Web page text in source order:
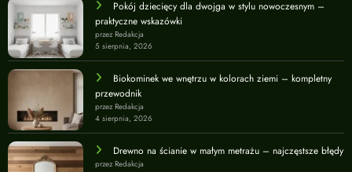
Pokój dziecięcy dla dwojga w stylu nowoczesnym –
praktyczne wskazówki
przez Redakcja
5 sierpnia, 2026
Biokominek we wnętrzu w kolorach ziemi – kompletny
przewodnik
przez Redakcja
4 sierpnia, 2026
Drewno na ścianie w małym metrażu – najczęstsze błędy
przez Redakcja